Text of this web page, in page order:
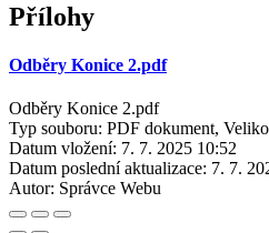
Přílohy
Odběry Konice 2.pdf
Odběry Konice 2.pdf
Typ souboru: PDF dokument,
Datum vložení: 7. 7. 2025 10:52
Datum poslední aktualizace: 7. 7.
Autor: Správce Webu